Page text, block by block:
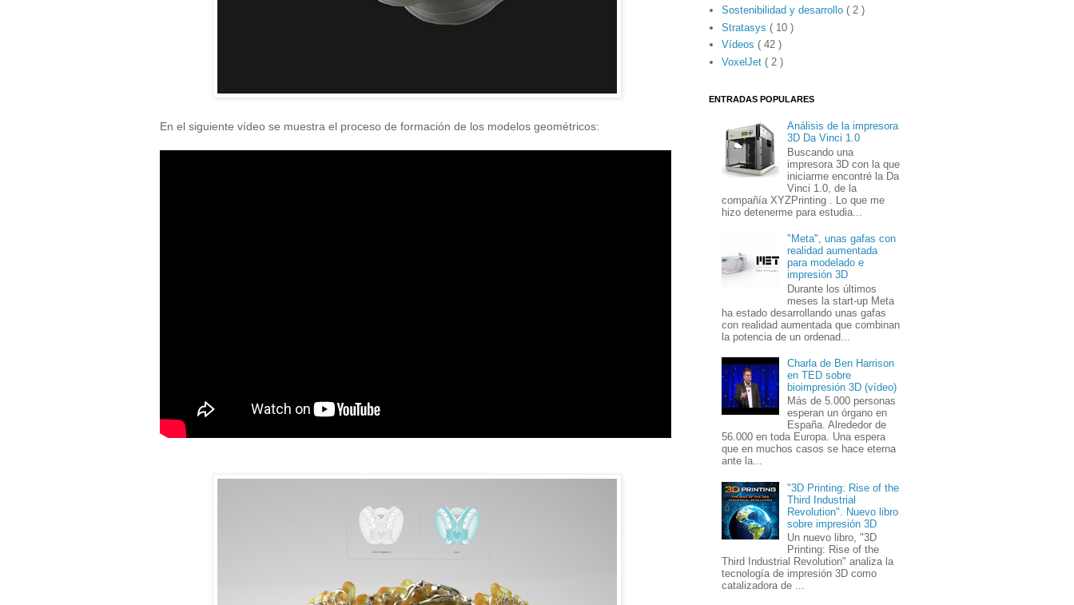
En el siguiente vídeo se muestra el proceso de formación de los modelos geométricos:
Sostenibilidad y desarrollo( 2 )
Stratasys( 10 )
Vídeos( 42 )
VoxelJet( 2 )
ENTRADAS POPULARES
Análisis de la impresora
3D Da Vinci 1.0
Buscando una
impresora 3D con la que
iniciarme encontré la Da
Vinci 1.0, de la
compañía XYZPrinting . Lo que me
hizo detenerme para estudia...
"Meta", unas gafas con
realidad aumentada
para modelado e
impresión 3D
Durante los últimos
meses la start-up Meta
ha estado desarrollando unas gafas
con realidad aumentada que combinan
la potencia de un ordenad...
Charla de Ben Harrison
en TED sobre
bioimpresión 3D (vídeo)
Más de 5.000 personas
esperan un órgano en
España. Alrededor de
56.000 en toda Europa. Una espera
que en muchos casos se hace eterna
ante la...
"3D Printing: Rise of the
Third Industrial
Revolution". Nuevo libro
sobre impresión 3D
Un nuevo libro, "3D
Printing: Rise of the
Third Industrial Revolution" analiza la
tecnología de impresión 3D como
catalizadora de ...